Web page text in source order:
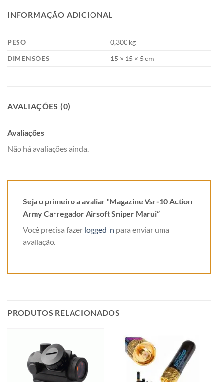
INFORMAÇÃO ADICIONAL
PESO
0,300 kg
DIMENSÕES
15 × 15 × 5 cm
AVALIAÇÕES (0)
Avaliações
Não há avaliações ainda.
Seja o primeiro a avaliar “Magazine Vsr-10 Action
Army Carregador Airsoft Sniper Marui”
Você precisa fazer logged in para enviar uma
avaliação.
PRODUTOS RELACIONADOS